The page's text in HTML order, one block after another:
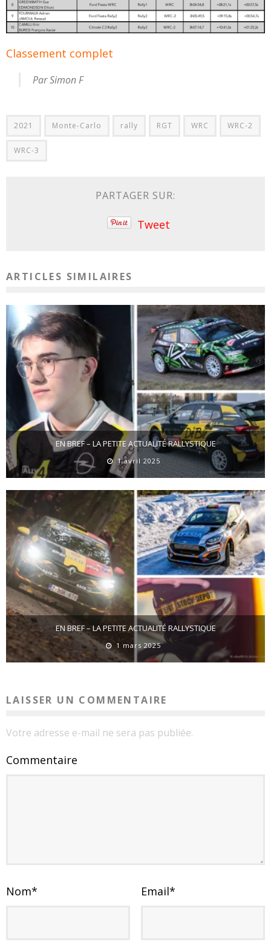
Classement complet
Par Simon F
2021 Monte-Carlo rally RGT WRC WRC-2
WRC-3
PARTAGER SUR:
Tweet
ARTICLES SIMILAIRES
EN BREF – LA PETITE ACTUALITÉ RALLYSTIQUE
1 avril 2025
EN BREF – LA PETITE ACTUALITÉ RALLYSTIQUE
1 mars 2025
LAISSER UN COMMENTAIRE
Votre adresse e-mail ne sera pas publiée.
Commentaire
Nom* Email*